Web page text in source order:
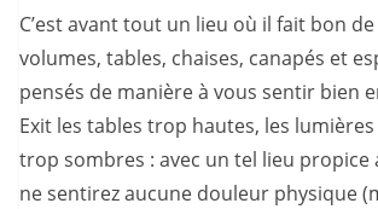
C’est avant tout un lieu où il fait bon
volumes, tables, chaises, canapés et
pensés de manière à vous sentir bien
Exit les tables trop hautes, les
trop sombres : avec un tel lieu propice
ne sentirez aucune douleur physique